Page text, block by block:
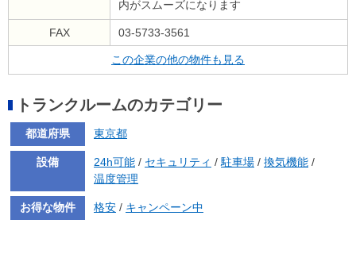
内がスムーズになります
FAX 03-5733-3561
この企業の他の物件も見る
トランクルームのカテゴリー
都道府県 東京都
設備 24h可能 / セキュリティ / 駐車場 / 換気機能 /
温度管理
お得な物件 格安 / キャンペーン中